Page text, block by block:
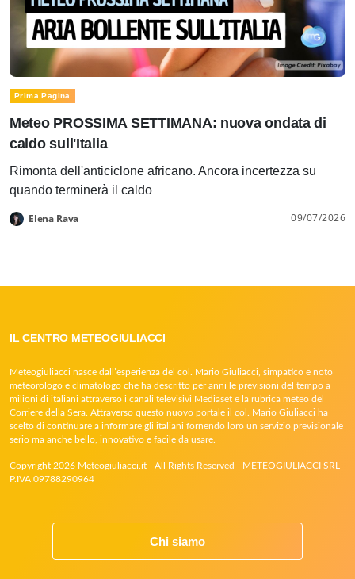
Prima Pagina
Meteo PROSSIMA SETTIMANA: nuova ondata di
caldo sull'Italia
Rimonta dell'anticiclone africano. Ancora incertezza su
quando terminerà il caldo
Elena Rava 09/07/2026
IL CENTRO METEOGIULIACCI
Meteogiuliacci nasce dall’esperienza del col. Mario Giuliacci, simpatico e noto
meteorologo e climatologo che ha descritto per anni le previsioni del tempo a
milioni di italiani attraverso i canali televisivi Mediaset e la rubrica meteo del
Corriere della Sera. Attraverso questo nuovo portale il col. Mario Giuliacci ha
scelto di continuare a informare gli italiani fornendo loro un servizio previsionale
serio ma anche bello, innovativo e facile da usare.
Copyright 2026 Meteogiuliacci.it - All Rights Reserved - METEOGIULIACCI SRL
P.IVA 09788290964
Chi siamo